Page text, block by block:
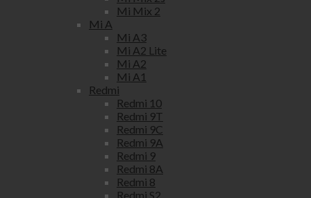
Mi Mix 2
Mi A
Mi A3
Mi A2 Lite
Mi A2
Mi A1
Redmi
Redmi 10
Redmi 9T
Redmi 9C
Redmi 9A
Redmi 9
Redmi 8A
Redmi 8
Redmi S2